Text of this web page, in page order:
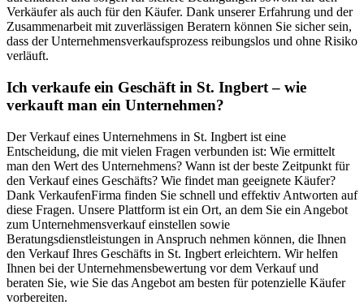
Verkäufer als auch für den Käufer. Dank unserer Erfahrung und der
Zusammenarbeit mit zuverlässigen Beratern können Sie sicher sein,
dass der Unternehmensverkaufsprozess reibungslos und ohne Risiko
verläuft.
Ich verkaufe ein Geschäft in St. Ingbert – wie
verkauft man ein Unternehmen?
Der Verkauf eines Unternehmens in St. Ingbert ist eine
Entscheidung, die mit vielen Fragen verbunden ist: Wie ermittelt
man den Wert des Unternehmens? Wann ist der beste Zeitpunkt für
den Verkauf eines Geschäfts? Wie findet man geeignete Käufer?
Dank VerkaufenFirma finden Sie schnell und effektiv Antworten auf
diese Fragen. Unsere Plattform ist ein Ort, an dem Sie ein Angebot
zum Unternehmensverkauf einstellen sowie
Beratungsdienstleistungen in Anspruch nehmen können, die Ihnen
den Verkauf Ihres Geschäfts in St. Ingbert erleichtern. Wir helfen
Ihnen bei der Unternehmensbewertung vor dem Verkauf und
beraten Sie, wie Sie das Angebot am besten für potenzielle Käufer
vorbereiten.